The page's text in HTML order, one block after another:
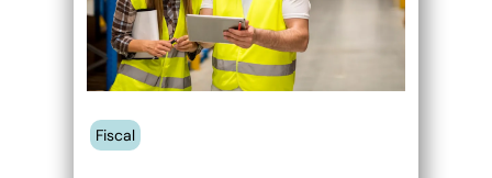
Fiscal
Pacífico y
cuáles son los
Judicial – Código
Civil
Laboral